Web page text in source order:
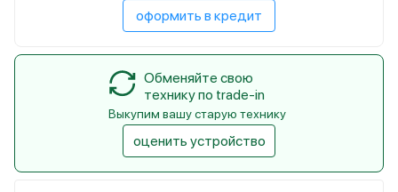
оформить в кредит
Обменяйте свою
технику по trade-in
Выкупим вашу старую технику
оценить устройство